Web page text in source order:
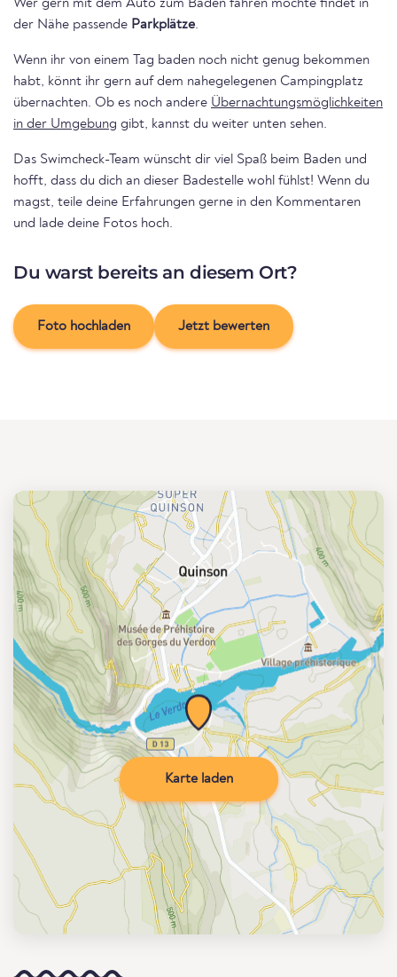
Wer gern mit dem Auto zum Baden fahren möchte findet in
der Nähe passende Parkplätze.
Wenn ihr von einem Tag baden noch nicht genug bekommen
habt, könnt ihr gern auf dem nahegelegenen Campingplatz
übernachten. Ob es noch andere Übernachtungsmöglichkeiten
in der Umgebung gibt, kannst du weiter unten sehen.
Das Swimcheck-Team wünscht dir viel Spaß beim Baden und
hofft, dass du dich an dieser Badestelle wohl fühlst! Wenn du
magst, teile deine Erfahrungen gerne in den Kommentaren
und lade deine Fotos hoch.
Du warst bereits an diesem Ort?
Foto hochladen Jetzt bewerten
Karte laden